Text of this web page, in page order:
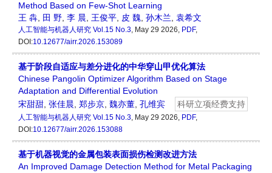
Method Based on Few-Shot Learning
王 犇
田 野 李 晨 王俊平 皮 魏 孙木兰 袁希文
人工智能与机器人研究 Vol.15 No.3, May 29 2026, PDF,
DOI:10.12677/airr.2026.153089
基于阶段自适应与差分进化的中华穿山甲优化算法
Chinese Pangolin Optimizer Algorithm Based on Stage
Adaptation and Differential Evolution
宋甜甜 张佳晨 郑步京 魏亦董 孔维宾 科研立项经费支持
人工智能与机器人研究 Vol.15 No.3, May 29 2026, PDF,
DOI:10.12677/airr.2026.153088
基于机器视觉的金属包装表面损伤检测改进方法
An Improved Damage Detection Method for Metal Packaging